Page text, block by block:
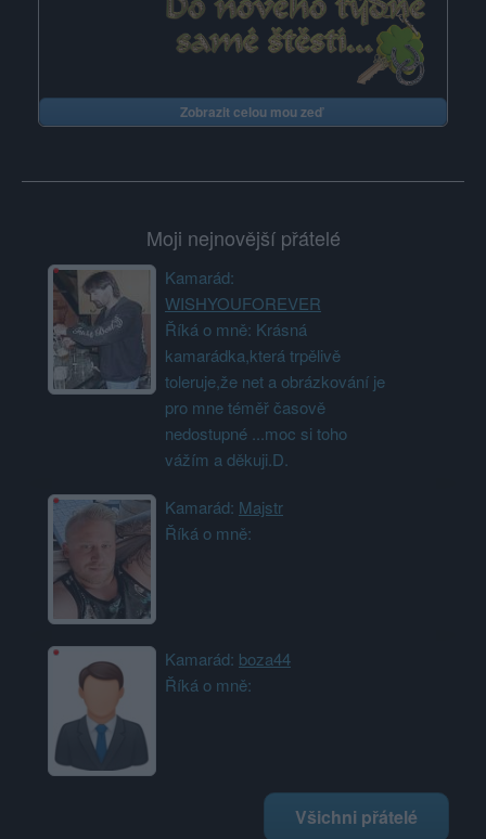
Zobrazit celou mou zeď
Moji nejnovější přátelé
Kamarád:
WISHYOUFOREVER
Říká o mně: Krásná
kamarádka,která trpělivě
toleruje,že net a obrázkování je
pro mne téměř časově
nedostupné ...moc si toho
vážím a děkuji.D.
Kamarád: Majstr
Říká o mně:
Kamarád: boza44
Říká o mně:
Všichni přátelé